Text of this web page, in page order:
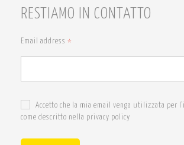
RESTIAMO IN CONTATTO
Email address *
Accetto che la mia email venga utilizzata per
come descritto nella privacy policy